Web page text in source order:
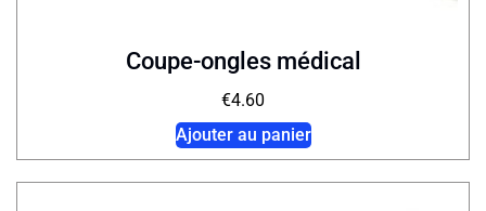
Coupe-ongles médical
€4.60
Ajouter au panier